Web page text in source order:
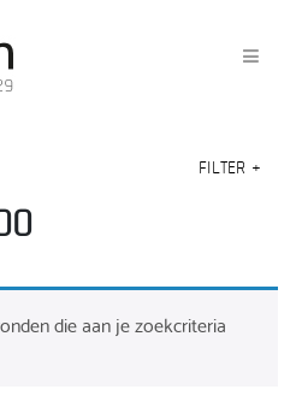
FILTER +
die aan je zoekcriteria